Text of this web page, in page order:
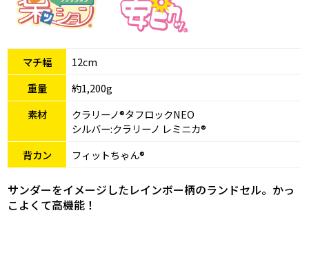
マチ幅
12cm
重量
約1,200g
素材
クラリーノ®タフロックNEO
シルバー:クラリーノ レミニカ®
背カン
フィットちゃん®
サンダーをイメージしたレインボー柄のランドセル。かっ
こよくて高機能！